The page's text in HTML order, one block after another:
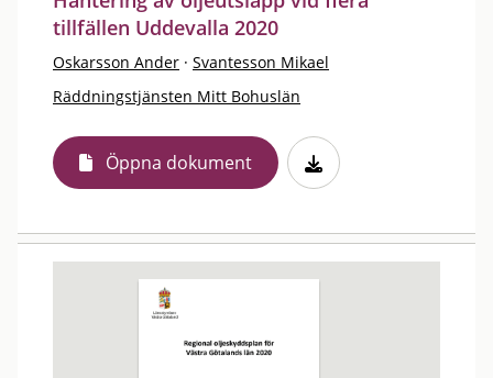
tillfällen Uddevalla 2020
Oskarsson Ander · Svantesson Mikael
Räddningstjänsten Mitt Bohuslän
Öppna dokument